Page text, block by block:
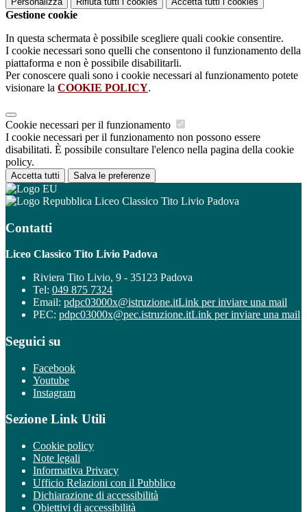
Gestione cookie
In questa schermata è possibile scegliere quali cookie consentire.
I cookie necessari sono quelli che consentono il funzionamento della
piattaforma e non è possibile disabilitarli.
Per conoscere quali sono i cookie necessari al funzionamento potete
visionare la COOKIE POLICY.
Cookie necessari per il funzionamento
I cookie necessari per il funzionamento non possono essere
disabilitati. È possibile consultare l'elenco nella pagina della cookie
policy.
Accetta tutti Salva le preferenze
Liceo Classico Tito Livio Padova
Contatti
Liceo Classico Tito Livio Padova
Riviera Tito Livio, 9 - 35123 Padova
Tel: 049 875 7324
Email: pdpc03000x@istruzione.itLink per inviare una mail
PEC: pdpc03000x@pec.istruzione.itLink per inviare una mail
Seguici su
Facebook
Youtube
Instagram
Sezione Link Utili
Cookie policy
Note legali
Informativa Privacy
Ufficio Relazioni con il Pubblico
Dichiarazione di accessibilità
Obiettivi di accessibilità